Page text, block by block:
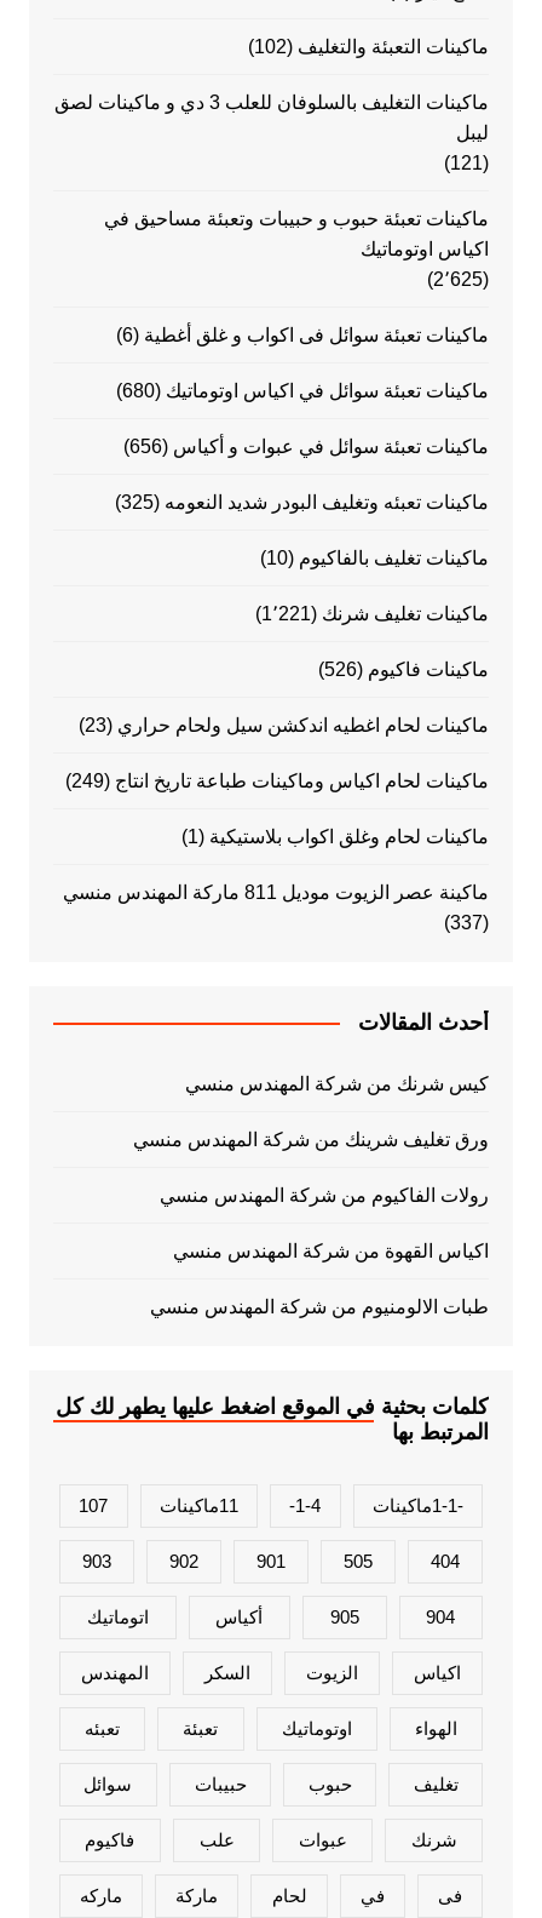
ماكينات التعبئة والتغليف (102)
ماكينات التغليف بالسلوفان للعلب 3 دي و ماكينات لصق
ليبل
(121)
ماكينات تعبئة حبوب و حبيبات وتعبئة مساحيق في
اكياس اوتوماتيك
(2٬625)
ماكينات تعبئة سوائل فى اكواب و غلق أغطية (6)
ماكينات تعبئة سوائل في اكياس اوتوماتيك (680)
ماكينات تعبئة سوائل في عبوات و أكياس (656)
ماكينات تعبئه وتغليف البودر شديد النعومه (325)
ماكينات تغليف بالفاكيوم (10)
ماكينات تغليف شرنك (1٬221)
ماكينات فاكيوم (526)
ماكينات لحام اغطيه اندكشن سيل ولحام حراري (23)
ماكينات لحام اكياس وماكينات طباعة تاريخ انتاج (249)
ماكينات لحام وغلق اكواب بلاستيكية (1)
ماكينة عصر الزيوت موديل 811 ماركة المهندس منسي
(337)
أحدث المقالات
كيس شرنك من شركة المهندس منسي
ورق تغليف شرينك من شركة المهندس منسي
رولات الفاكيوم من شركة المهندس منسي
اكياس القهوة من شركة المهندس منسي
طبات الالومنيوم من شركة المهندس منسي
كلمات بحثية في الموقع اضغط عليها يطهر لك كل
المرتبط بها
-1-1ماكينات 1-4- 11ماكينات 107
404
505
901
902
903
904
905 أكياس اتوماتيك
اكياس الزيوت السكر المهندس
الهواء اوتوماتيك تعبئة تعبئه
تغليف حبوب حبيبات سوائل
شرنك عبوات علب فاكيوم
فى في لحام ماركة ماركه